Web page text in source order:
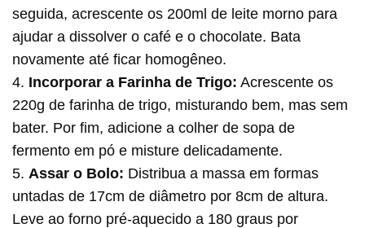
seguida, acrescente os 200ml de leite morno para
ajudar a dissolver o café e o chocolate. Bata
novamente até ficar homogêneo.
4. Incorporar a Farinha de Trigo: Acrescente os
220g de farinha de trigo, misturando bem, mas sem
bater. Por fim, adicione a colher de sopa de
fermento em pó e misture delicadamente.
5. Assar o Bolo: Distribua a massa em formas
untadas de 17cm de diâmetro por 8cm de altura.
Leve ao forno pré-aquecido a 180 graus por